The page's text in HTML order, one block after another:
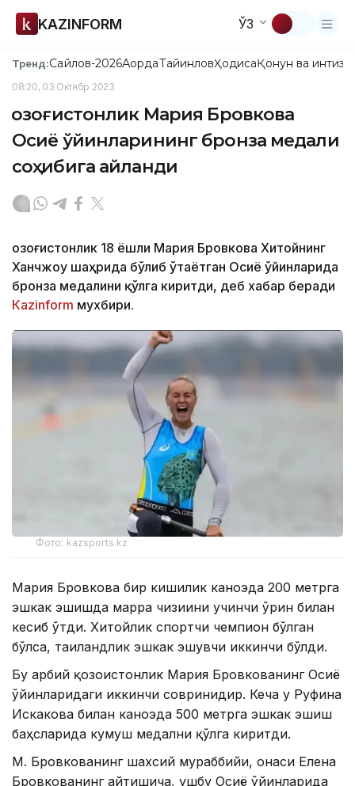
KAZINFORM ЎЗ
Тренд:Сайлов-2026АқордаТайинловҲодисаҚонун ва
08:20, 03 Октябр 2023
Қозоғистонлик Мария Бровкова
Осиё ўйинларининг бронза медали
соҳибига айланди
Қозоғистонлик 18 ёшли Мария Бровкова Хитойнинг
Ханчжоу шаҳрида бўлиб ўтаётган Осиё ўйинларида
бронза медалини қўлга киритди, деб хабар беради
Каzinform мухбири.
Фото: kazsports.kz
Мария Бровкова бир кишилик каноэда 200 метрга
эшкак эшишда марра чизиғини учинчи ўрин билан
кесиб ўтди. Хитойлик спортчи чемпион бўлган
бўлса, таиландлик эшкак эшувчи иккинчи бўлди.
Бу ғарбий қозоғистонлик Мария Бровкованинг Осиё
ўйинларидаги иккинчи совринидир. Кеча у Руфина
Искакова билан каноэда 500 метрга эшкак эшиш
баҳсларида кумуш медални қўлга киритди.
М. Бровкованинг шахсий мураббийи, онаси Елена
Бровкованинг айтишича, ушбу Осиё ўйинларида